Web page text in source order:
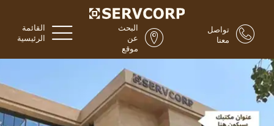
القائمة
الرئيسية
البحث
عن
موقع
تواصل
معنا